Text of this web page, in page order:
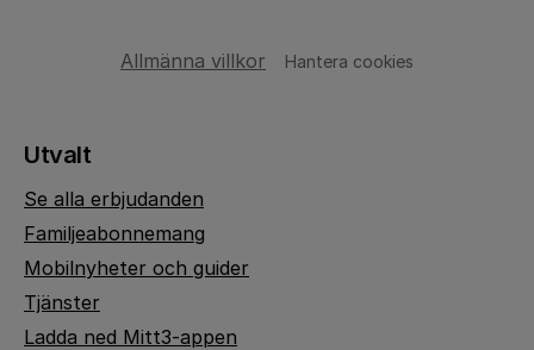
Allmänna villkor Hantera cookies
Utvalt
Se alla erbjudanden
Familjeabonnemang
Mobilnyheter och guider
Tjänster
Ladda ned Mitt3-appen